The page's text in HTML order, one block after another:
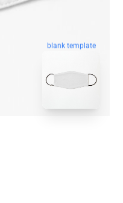
blank template